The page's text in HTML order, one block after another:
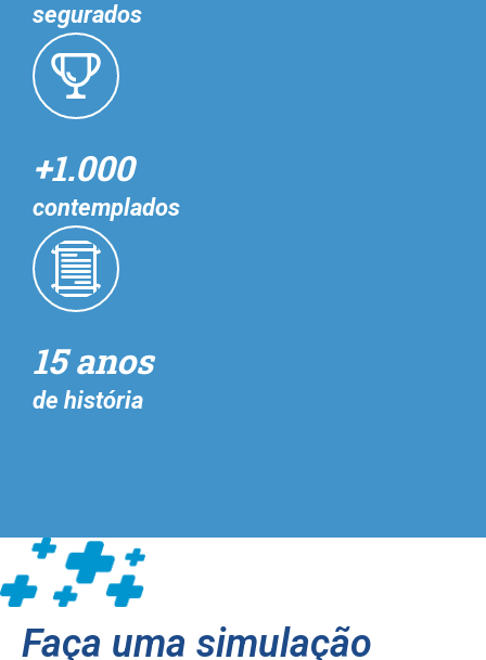
segurados
+1.000
contemplados
15 anos
de história
Faça uma simulação